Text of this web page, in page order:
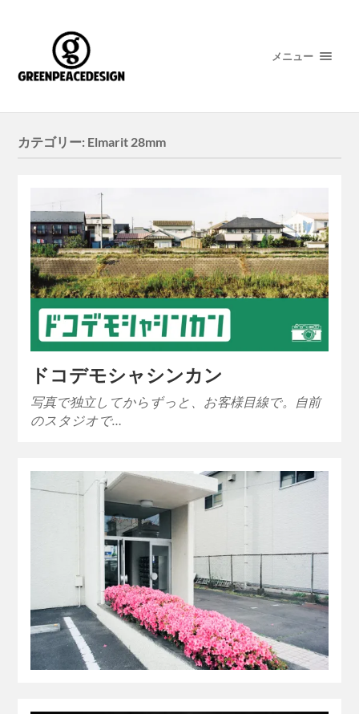
メニュー
カテゴリー: Elmarit 28mm
ドコデモシャシンカン
写真で独立してからずっと、お客様目線で。自前
のスタジオで…